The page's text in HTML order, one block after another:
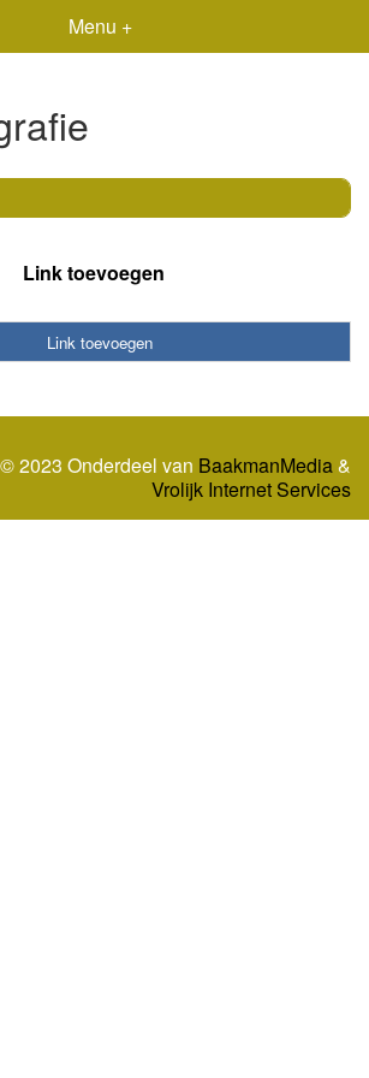
Menu +
Link toevoegen
Link toevoegen
2023 Onderdeel van BaakmanMedia&
Vrolijk Internet Services